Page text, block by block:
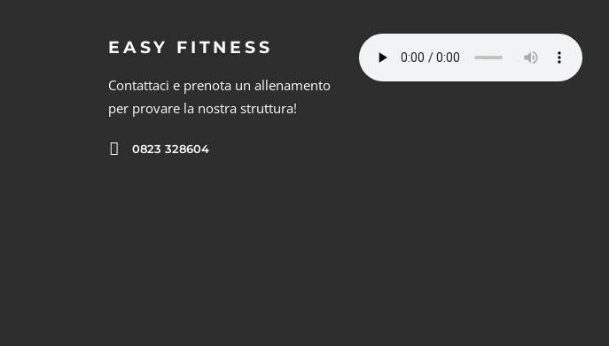
EASY FITNESS
Contattaci e prenota un allenamento
per provare la nostra struttura!
0823 328604